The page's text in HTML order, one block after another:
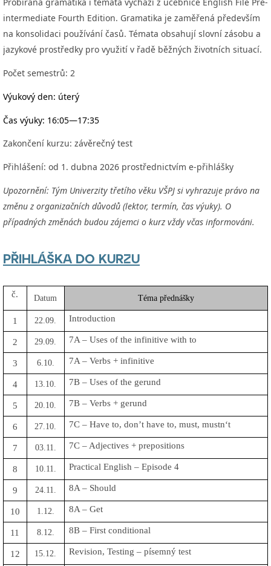
intermediate Fourth Edition. Gramatika je zaměřená především
na konsolidaci používání časů. Témata obsahují slovní zásobu a
jazykové prostředky pro využití v řadě běžných životních situací.
Počet semestrů: 2
Výukový den: úterý
Čas výuky: 16:05—17:35
Zakončení kurzu: závěrečný test
Přihlášení: od 1. dubna 2026 prostřednictvím e-přihlášky
Upozornění: Tým Univerzity třetího věku VŠPJ si vyhrazuje právo na
změnu z organizačních důvodů (lektor, termín, čas výuky). O
případných změnách budou zájemci o kurz vždy včas informováni.
PŘIHLÁŠKA DO KURZU
č. Datum Téma přednášky
1 22.09. Introduction
2 29.09. 7A – Uses of the infinitive with to
3 6.10. 7A – Verbs + infinitive
4 13.10. 7B – Uses of the gerund
5 20.10. 7B – Verbs + gerund
6 27.10. 7C – Have to, don’t have to, must, mustn‘t
7 03.11. 7C – Adjectives + prepositions
8 10.11. Practical English – Episode 4
9 24.11. 8A – Should
10 1.12. 8A – Get
11 8.12. 8B – First conditional
12 15.12. Revision, Testing – písemný test